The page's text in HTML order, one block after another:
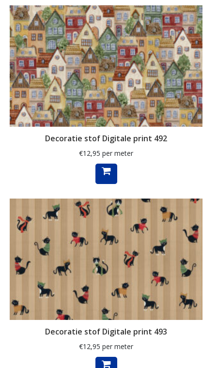
ganzen
gemberkoekjes
geometrisch
ginko
gnome
grafisch
groene thee
herfstblad
herfstbladeren
herten
hertje
hijskraan
hollands
Decoratie stof Digitale print 492
€12,95 per meter
Decoratie stof Digitale print 493
€12,95 per meter